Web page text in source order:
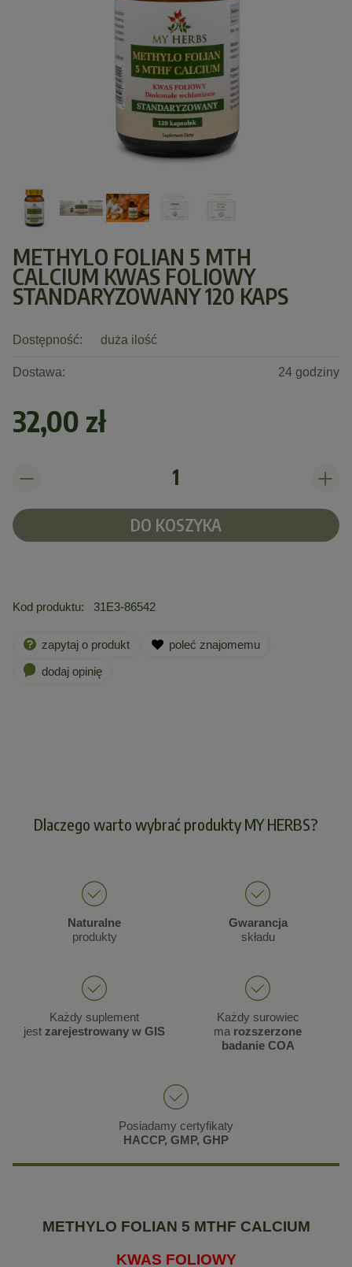
METHYLO FOLIAN 5 MTH
CALCIUM KWAS FOLIOWY
STANDARYZOWANY 120 KAPS
Dostępność: duża ilość
Dostawa: 24 godziny
32,00 zł
DO KOSZYKA
Kod produktu: 31E3-86542
zapytaj o produkt
poleć znajomemu
dodaj opinię
Dlaczego warto wybrać produkty MY HERBS?
Naturalne
produkty
Gwarancja
składu
Każdy suplement
jest zarejestrowany w GIS
Każdy surowiec
ma rozszerzone
badanie COA
Posiadamy certyfikaty
HACCP, GMP, GHP
METHYLO FOLIAN 5 MTHF CALCIUM
KWAS FOLIOWY